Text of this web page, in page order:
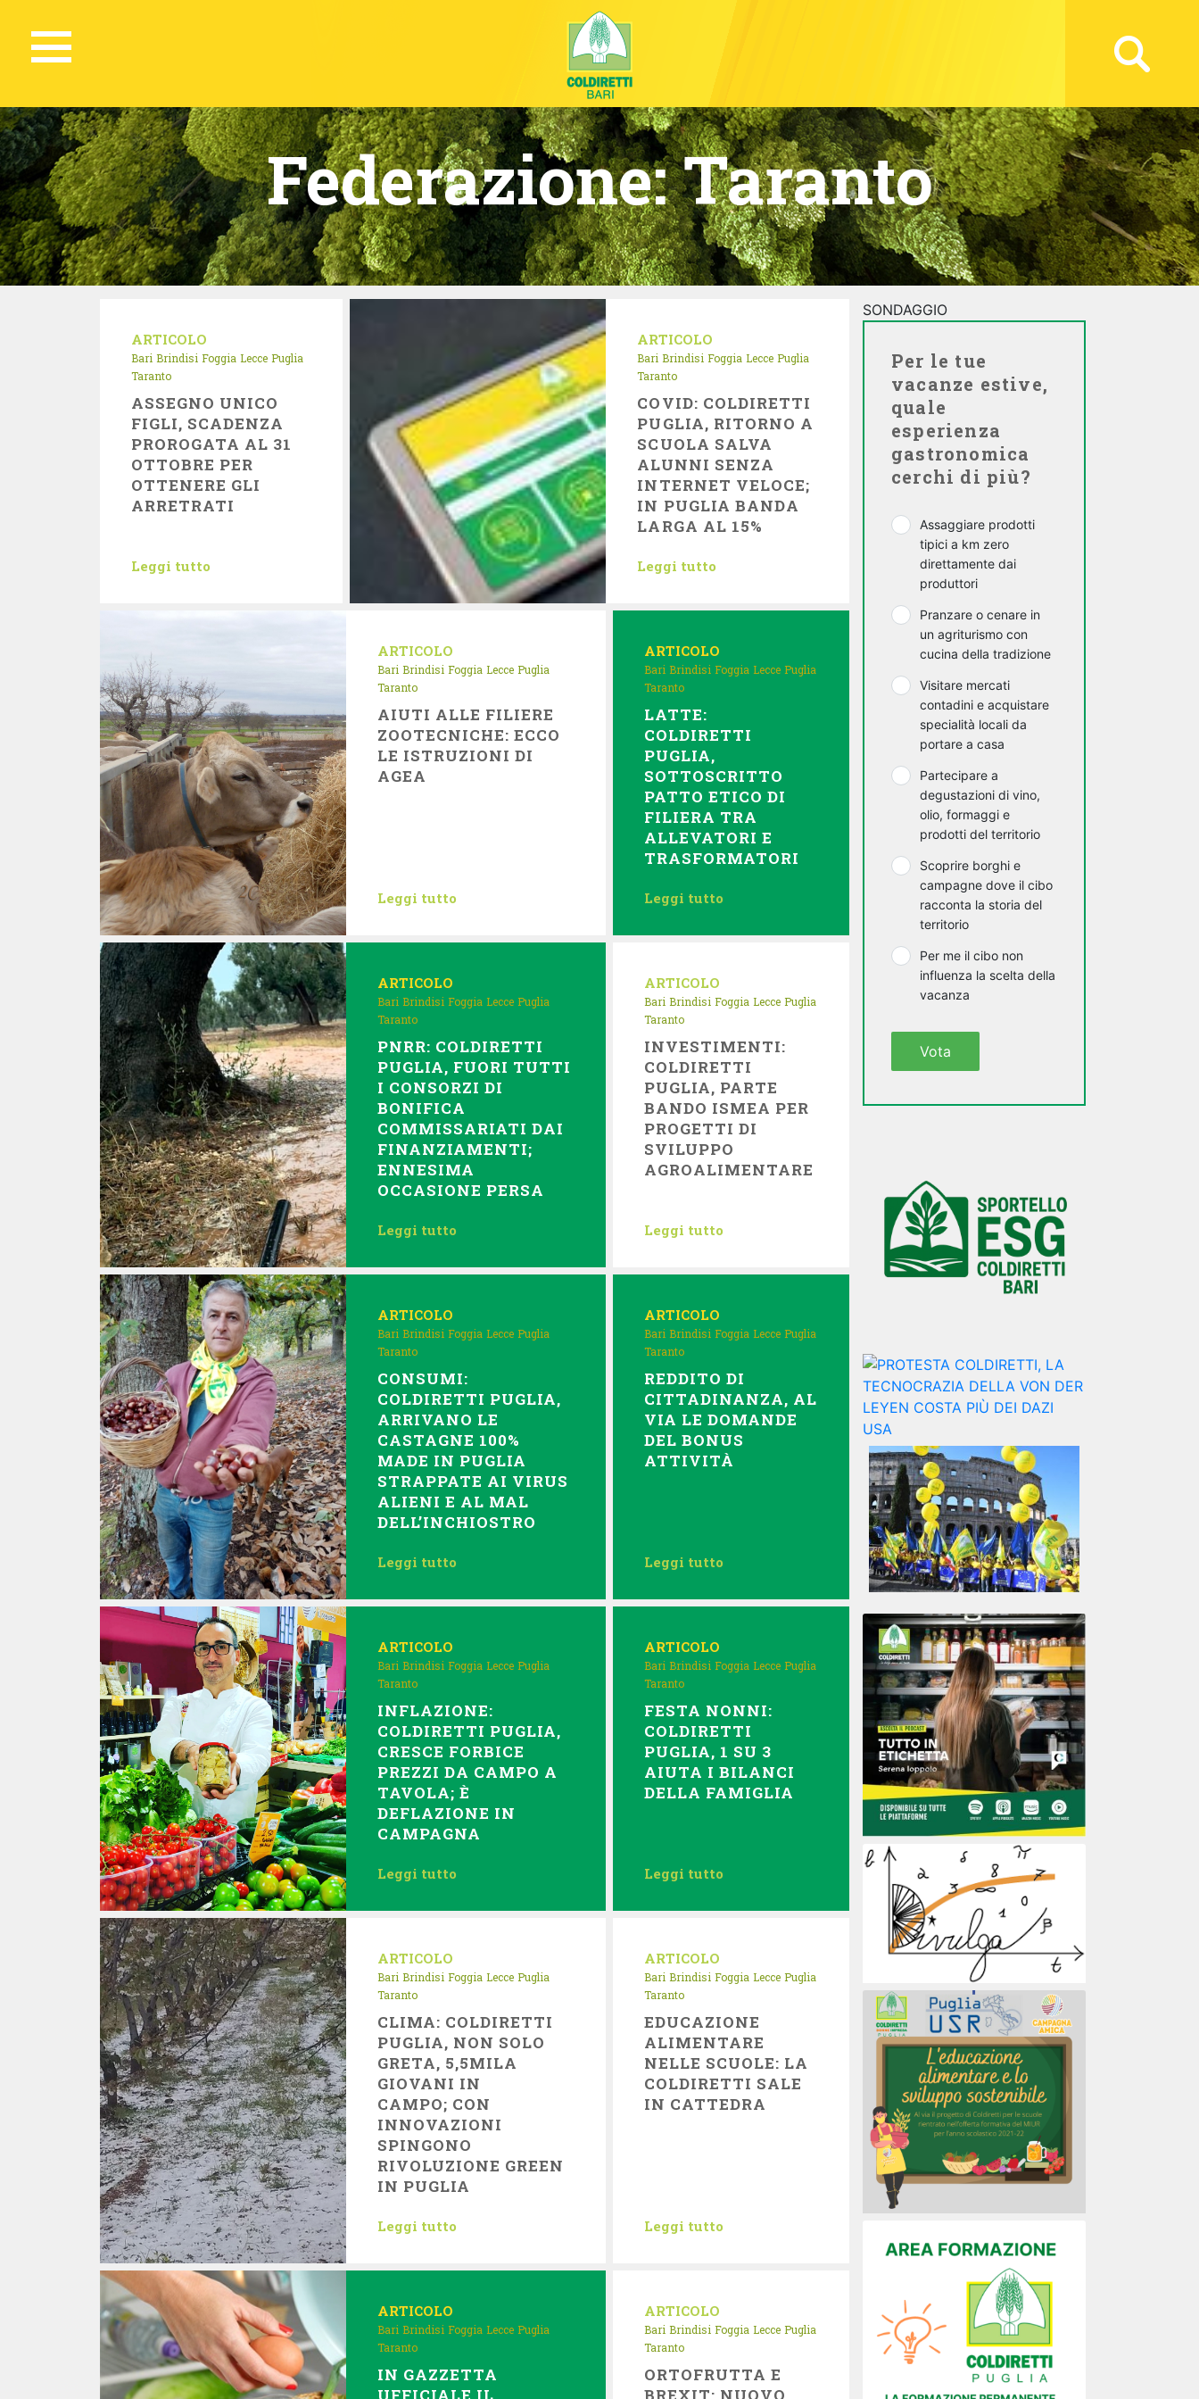
Federazione:Taranto
ARTICOLO
Bari Brindisi Foggia Lecce Puglia
Taranto
ASSEGNO UNICO
FIGLI, SCADENZA
PROROGATA AL 31
OTTOBRE PER
OTTENERE GLI
ARRETRATI
Leggi tutto
ARTICOLO
Bari Brindisi Foggia Lecce Puglia
Taranto
COVID: COLDIRETTI
PUGLIA, RITORNO A
SCUOLA SALVA
ALUNNI SENZA
INTERNET VELOCE;
IN PUGLIA BANDA
LARGA AL 15%
Leggi tutto
ARTICOLO
Bari Brindisi Foggia Lecce Puglia
Taranto
AIUTI ALLE FILIERE
ZOOTECNICHE: ECCO
LE ISTRUZIONI DI
AGEA
Leggi tutto
ARTICOLO
Bari Brindisi Foggia Lecce Puglia
Taranto
LATTE:
COLDIRETTI
PUGLIA,
SOTTOSCRITTO
PATTO ETICO DI
FILIERA TRA
ALLEVATORI E
TRASFORMATORI
Leggi tutto
ARTICOLO
Bari Brindisi Foggia Lecce Puglia
Taranto
PNRR: COLDIRETTI
PUGLIA, FUORI TUTTI
I CONSORZI DI
BONIFICA
COMMISSARIATI DAI
FINANZIAMENTI;
ENNESIMA
OCCASIONE PERSA
Leggi tutto
ARTICOLO
Bari Brindisi Foggia Lecce Puglia
Taranto
INVESTIMENTI:
COLDIRETTI
PUGLIA, PARTE
BANDO ISMEA PER
PROGETTI DI
SVILUPPO
AGROALIMENTARE
Leggi tutto
ARTICOLO
Bari Brindisi Foggia Lecce Puglia
Taranto
CONSUMI:
COLDIRETTI PUGLIA,
ARRIVANO LE
CASTAGNE 100%
MADE IN PUGLIA
STRAPPATE AI VIRUS
ALIENI E AL MAL
DELL’INCHIOSTRO
Leggi tutto
ARTICOLO
Bari Brindisi Foggia Lecce Puglia
Taranto
REDDITO DI
CITTADINANZA, AL
VIA LE DOMANDE
DEL BONUS
ATTIVITÀ
Leggi tutto
ARTICOLO
Bari Brindisi Foggia Lecce Puglia
Taranto
INFLAZIONE:
COLDIRETTI PUGLIA,
CRESCE FORBICE
PREZZI DA CAMPO A
TAVOLA; È
DEFLAZIONE IN
CAMPAGNA
Leggi tutto
ARTICOLO
Bari Brindisi Foggia Lecce Puglia
Taranto
FESTA NONNI:
COLDIRETTI
PUGLIA, 1 SU 3
AIUTA I BILANCI
DELLA FAMIGLIA
Leggi tutto
ARTICOLO
Bari Brindisi Foggia Lecce Puglia
Taranto
CLIMA: COLDIRETTI
PUGLIA, NON SOLO
GRETA, 5,5MILA
GIOVANI IN
CAMPO; CON
INNOVAZIONI
SPINGONO
RIVOLUZIONE GREEN
IN PUGLIA
Leggi tutto
ARTICOLO
Bari Brindisi Foggia Lecce Puglia
Taranto
EDUCAZIONE
ALIMENTARE
NELLE SCUOLE: LA
COLDIRETTI SALE
IN CATTEDRA
Leggi tutto
ARTICOLO
Bari Brindisi Foggia Lecce Puglia
Taranto
IN GAZZETTA
ARTICOLO
Bari Brindisi Foggia Lecce Puglia
Taranto
ORTOFRUTTA E
SONDAGGIO
Per le tue
vacanze estive,
quale
esperienza
gastronomica
cerchi di più?
Assaggiare prodotti
tipici a km zero
direttamente dai
produttori
Pranzare o cenare in
un agriturismo con
cucina della tradizione
Visitare mercati
contadini e acquistare
specialità locali da
portare a casa
Partecipare a
degustazioni di vino,
olio, formaggi e
prodotti del territorio
Scoprire borghi e
campagne dove il cibo
racconta la storia del
territorio
Per me il cibo non
influenza la scelta della
vacanza
Vota